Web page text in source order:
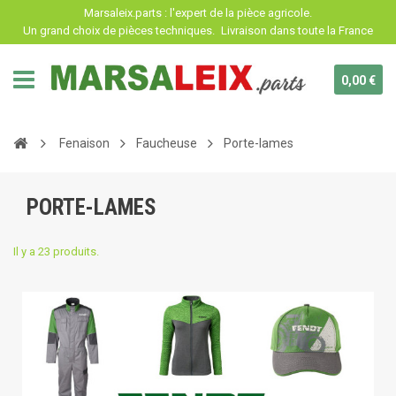
Marsaleix.parts : l'expert de la pièce agricole.
Un grand choix de pièces techniques. Livraison dans toute la France
0,00 €
Fenaison Faucheuse Porte-lames
PORTE-LAMES
Il y a 23 produits.
Panneau de gestion des cookies